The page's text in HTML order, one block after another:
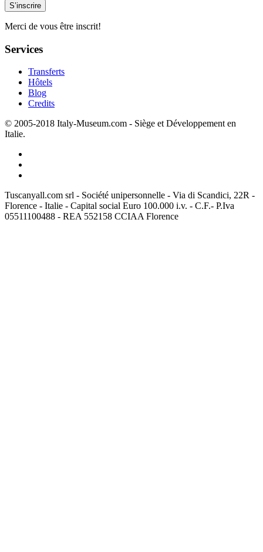
Merci de vous être inscrit!
Services
Transferts
Hôtels
Blog
Credits
© 2005-2018 Italy-Museum.com - Siège et Développement en
Italie.
Tuscanyall.com srl - Société unipersonnelle - Via di Scandici, 22R -
Florence - Italie - Capital social Euro 100.000 i.v. - C.F.- P.Iva
05511100488 - REA 552158 CCIAA Florence